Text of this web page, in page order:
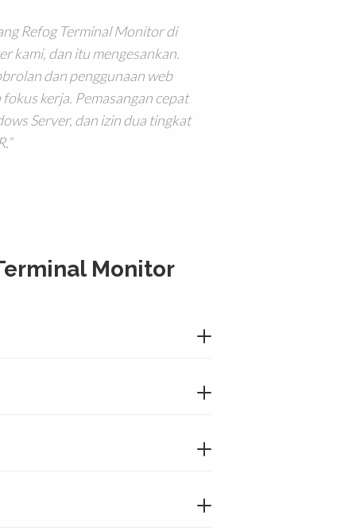
Refog Terminal Monitor di
kami, dan itu mengesankan.
dan penggunaan web
kerja. Pemasangan cepat
Server, dan izin dua tingkat
Monitor